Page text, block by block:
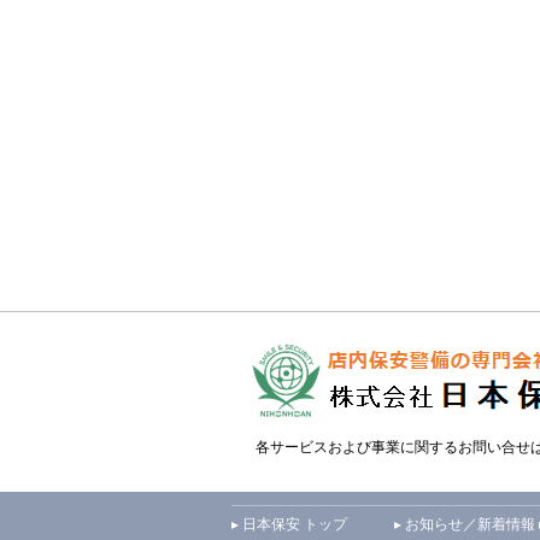
各サービスおよび事業に関するお問い合せ
▸ 日本保安 トップ ▸ お知らせ／新着情報